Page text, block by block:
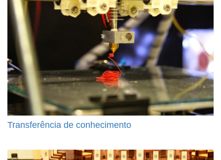
Transferência de conhecimento